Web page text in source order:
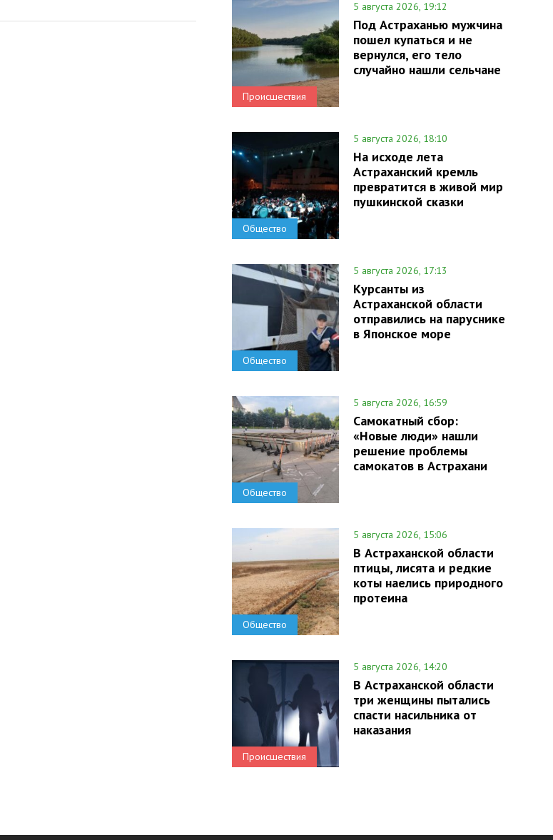
Происшествия
5 августа 2026, 19:12
Под Астраханью мужчина
пошел купаться и не
вернулся, его тело
случайно нашли сельчане
Общество
5 августа 2026, 18:10
На исходе лета
Астраханский кремль
превратится в живой мир
пушкинской сказки
Общество
5 августа 2026, 17:13
Курсанты из
Астраханской области
отправились на паруснике
в Японское море
Общество
5 августа 2026, 16:59
Самокатный сбор:
«Новые люди» нашли
решение проблемы
самокатов в Астрахани
Общество
5 августа 2026, 15:06
В Астраханской области
птицы, лисята и редкие
коты наелись природного
протеина
Происшествия
5 августа 2026, 14:20
В Астраханской области
три женщины пытались
спасти насильника от
наказания